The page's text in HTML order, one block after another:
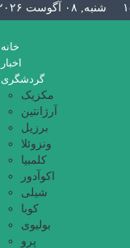
شنبه, ۰۸ آگوست ۲۰۲۶
خانه
اخبار
گردشگری
مکزیک
آرژانتین
برزیل
ونزوئلا
کلمبیا
اکوآدور
شیلی
کوبا
بولیوی
پرو